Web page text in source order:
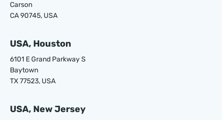
Carson
CA 90745, USA
USA, Houston
6101 E Grand Parkway S
Baytown
TX 77523, USA
USA, New Jersey